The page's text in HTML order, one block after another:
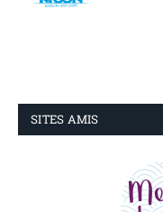
SITES AMIS